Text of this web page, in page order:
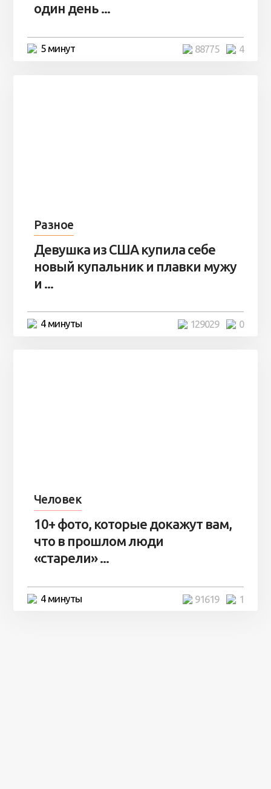
один день ...
5 минут 4
88775
Разное
Девушка из США купила себе
новый купальник и плавки мужу
и ...
4 минуты 0
129029
Человек
10+ фото, которые докажут вам,
что в прошлом люди
«старели» ...
4 минуты 1
91619